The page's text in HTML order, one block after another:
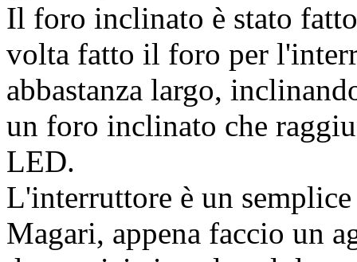
Il foro inclinato è stato
volta fatto il foro per
abbastanza largo,
un foro inclinato che
LED.
L'interruttore è un
Magari, appena faccio un